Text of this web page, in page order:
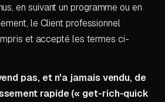
en suivant un programme ou en
le Client professionnel
et accepté les termes ci-
pas, et n'a jamais vendu, de
rapide (« get-rich-quick